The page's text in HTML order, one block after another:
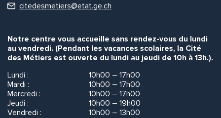
citedesmetiers@etat.ge.ch
Notre centre vous accueille sans rendez-vous du lundi
au vendredi. (Pendant les vacances scolaires, la Cité
des Métiers est ouverte du lundi au jeudi de 10h à 13h.).
Lundi :
10h00 – 17h00
Mardi :
10h00 – 17h00
Mercredi :
10h00 – 17h00
Jeudi :
10h00 – 19h00
Vendredi :
10h00 – 13h00